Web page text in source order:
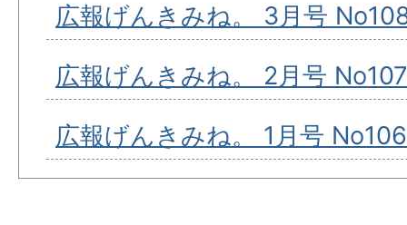
広報げんきみね。 3月号
広報げんきみね。 2月号 No107
広報げんきみね。 1月号 No106